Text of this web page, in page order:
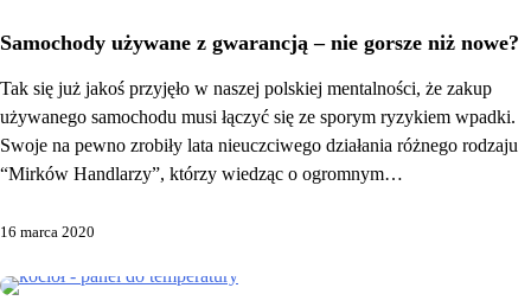
Samochody używane z gwarancją – nie gorsze niż nowe?
Tak się już jakoś przyjęło w naszej polskiej mentalności, że zakup
używanego samochodu musi łączyć się ze sporym ryzykiem wpadki.
Swoje na pewno zrobiły lata nieuczciwego działania różnego rodzaju
“Mirków Handlarzy”, którzy wiedząc o ogromnym…
16 marca 2020